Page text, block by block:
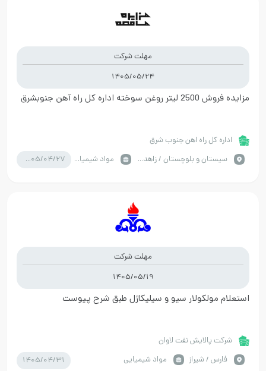
مهلت شرکت
1405/05/24
مزایده فروش 2500 لیتر روغن سوخته اداره کل راه آهن جنوبشرق
اداره کل راه اهن جنوب شرق
سيستان و بلوچستان / زاهدان
مواد شیمیایی 1405/04/27
مهلت شرکت
1405/05/19
استعلام مولکولار سیو و سیلیکاژل طبق شرح پیوست
شرکت پالایش نفت لاوان
فارس / شیراز
مواد شیمیایی 1405/04/31